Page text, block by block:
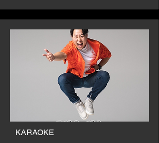
KARAOKE